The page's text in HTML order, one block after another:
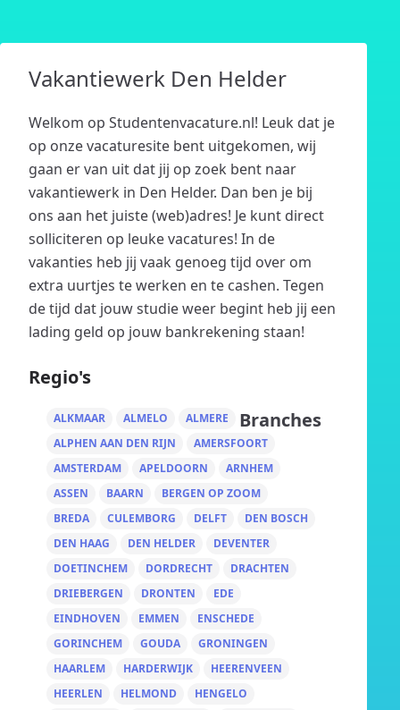
Vakantiewerk Den Helder
Welkom op Studentenvacature.nl! Leuk dat je
op onze vacaturesite bent uitgekomen, wij
gaan er van uit dat jij op zoek bent naar
vakantiewerk in Den Helder. Dan ben je bij
ons aan het juiste (web)adres! Je kunt direct
solliciteren op leuke vacatures! In de
vakanties heb jij vaak genoeg tijd over om
extra uurtjes te werken en te cashen. Tegen
de tijd dat jouw studie weer begint heb jij een
lading geld op jouw bankrekening staan!
Regio's
ALKMAAR ALMELO
ALMERE
ALPHEN AAN DEN RIJN
AMERSFOORT
AMSTERDAM
APELDOORN
ARNHEM
ASSEN
BAARN
BERGEN OP ZOOM
BREDA
CULEMBORG DELFT
DEN BOSCH
DEN HAAG
DEN HELDER
DEVENTER
DOETINCHEM
DORDRECHT
DRACHTEN
DRIEBERGEN
DRONTEN
EDE
EINDHOVEN
EMMEN
ENSCHEDE
GORINCHEM
GOUDA
GRONINGEN
HAARLEM
HARDERWIJK
HEERENVEEN
HEERLEN
HELMOND
HENGELO
Branches